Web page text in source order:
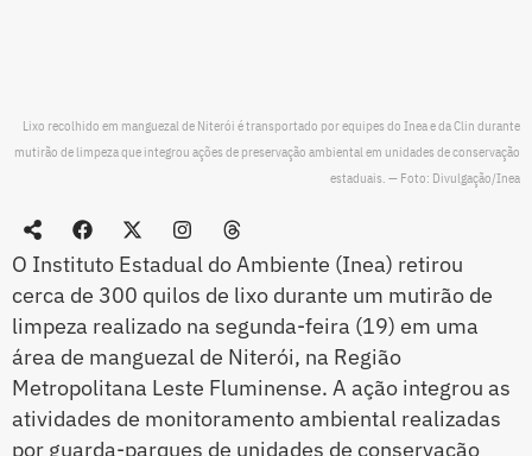
Lixo recolhido em manguezal de Niterói é transportado por equipes do Inea e da Clin durante
mutirão de limpeza que integrou ações de preservação ambiental em unidades de conservação
estaduais. — Foto: Divulgação/Inea
O Instituto Estadual do Ambiente (Inea) retirou
cerca de 300 quilos de lixo durante um mutirão de
limpeza realizado na segunda-feira (19) em uma
área de manguezal de Niterói, na Região
Metropolitana Leste Fluminense. A ação integrou as
atividades de monitoramento ambiental realizadas
por guarda-parques de unidades de conservação